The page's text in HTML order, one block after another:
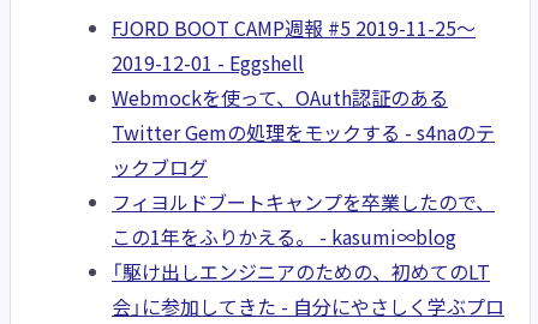
FJORD BOOT CAMP週報 #5 2019-11-25〜
2019-12-01 - Eggshell
Webmockを使って、OAuth認証のある
Twitter Gemの処理をモックする - s4naのテ
ックブログ
フィヨルドブートキャンプを卒業したので、
この1年をふりかえる。 - kasumi∞blog
「駆け出しエンジニアのための、初めてのLT
会」に参加してきた - 自分にやさしく学ぶプロ